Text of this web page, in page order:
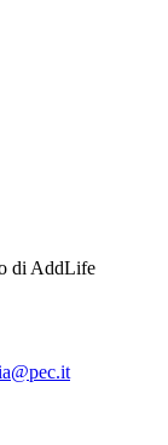
di AddLife